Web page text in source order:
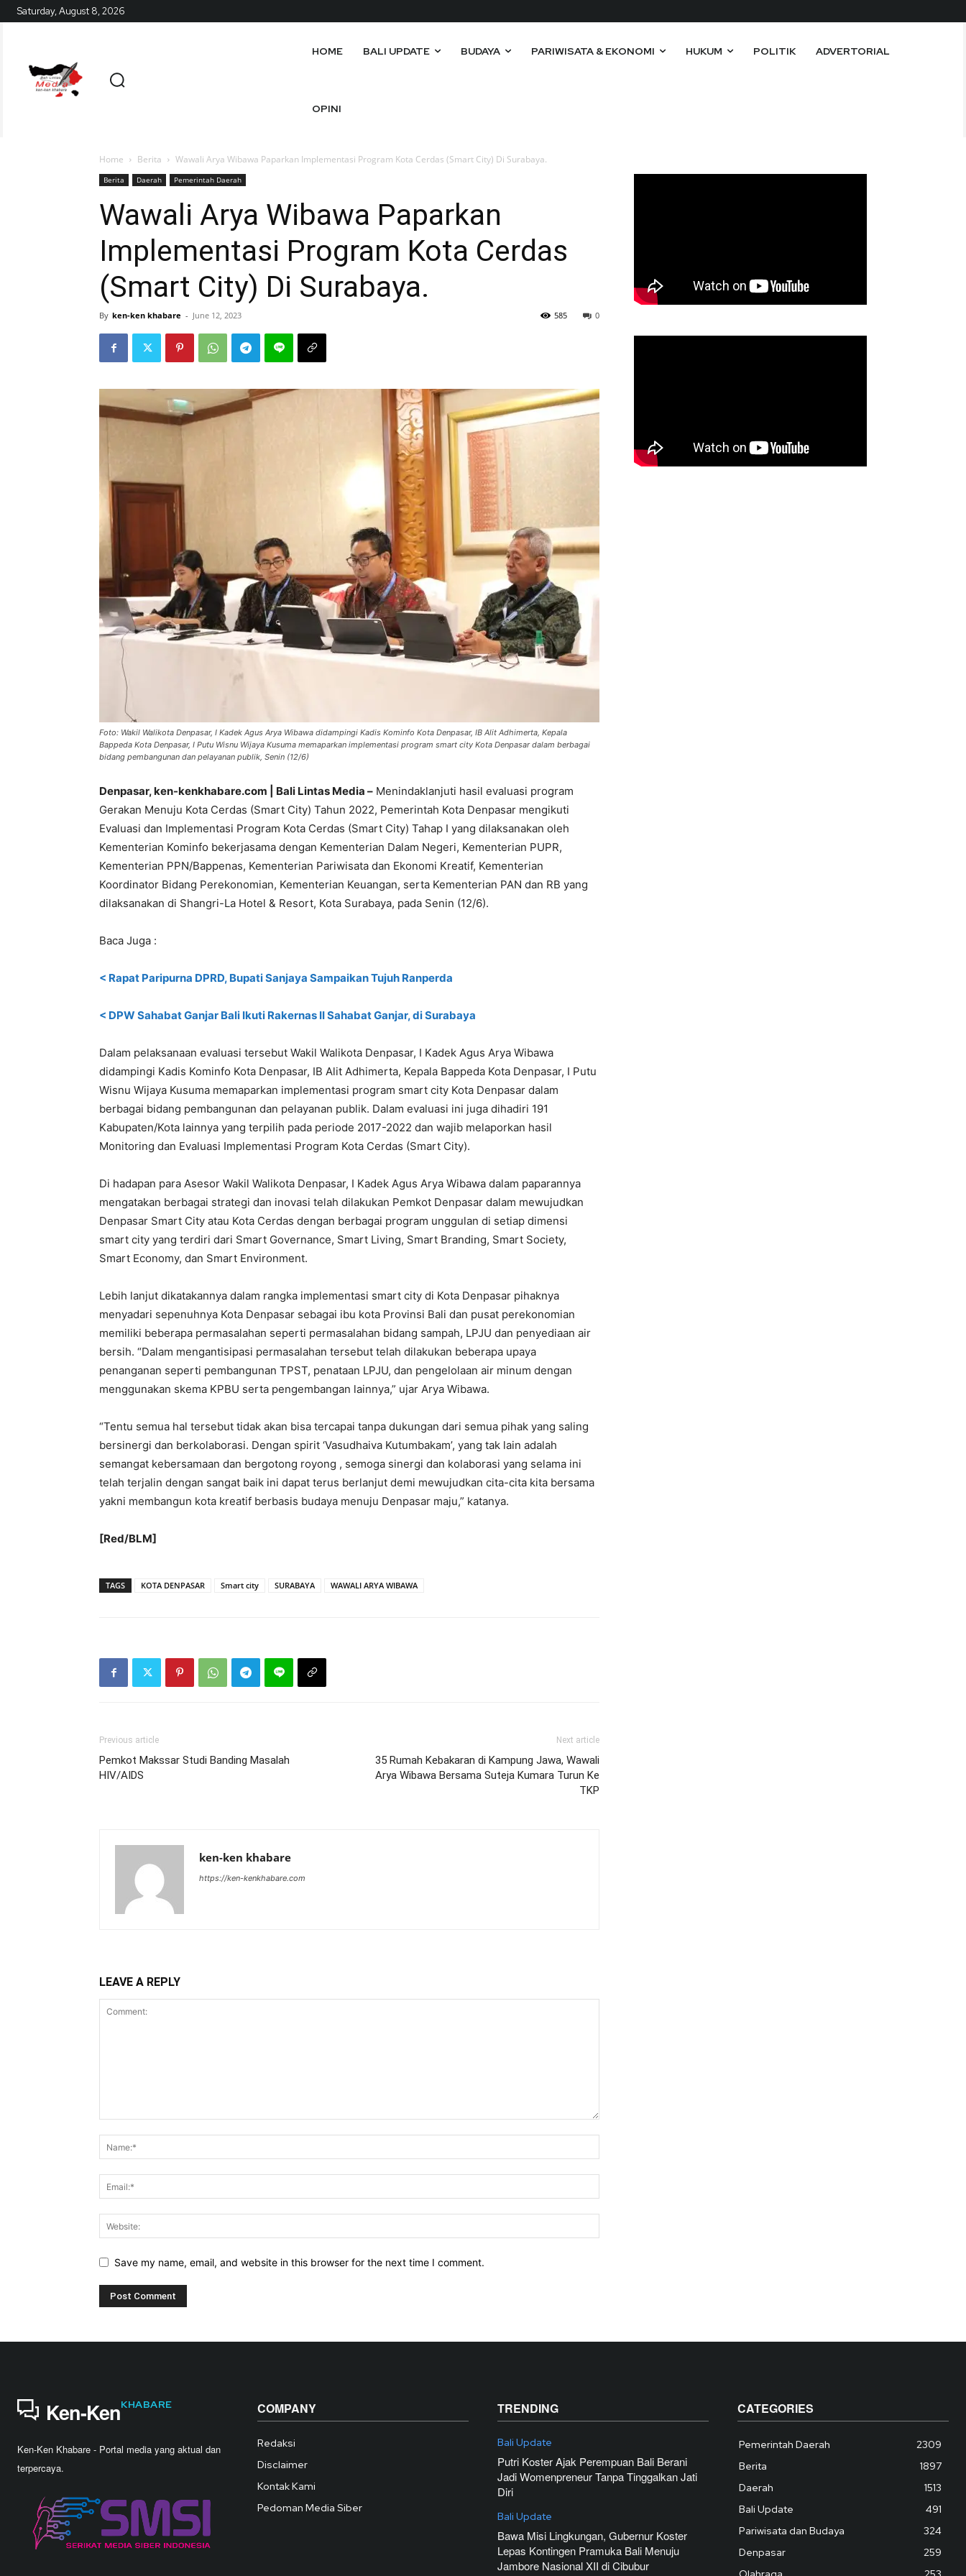
Saturday, August 8, 2026
HOME BALI UPDATE BUDAYA PARIWISATA & EKONOMI HUKUM POLITIK ADVERTORIAL
OPINI
Home Berita Wawali Arya Wibawa Paparkan Implementasi Program Kota Cerdas (Smart City) Di Surabaya.
Berita Daerah Pemerintah Daerah
Wawali Arya Wibawa Paparkan
Implementasi Program Kota Cerdas
(Smart City) Di Surabaya.
By ken-ken khabare - June 12, 2023 0
585
Foto: Wakil Walikota Denpasar, I Kadek Agus Arya Wibawa didampingi Kadis Kominfo Kota Denpasar, IB Alit Adhimerta, Kepala
Bappeda Kota Denpasar, I Putu Wisnu Wijaya Kusuma memaparkan implementasi program smart city Kota Denpasar dalam berbagai
bidang pembangunan dan pelayanan publik, Senin (12/6)
Denpasar, ken-kenkhabare.com | Bali Lintas Media – Menindaklanjuti hasil evaluasi program
Gerakan Menuju Kota Cerdas (Smart City) Tahun 2022, Pemerintah Kota Denpasar mengikuti
Evaluasi dan Implementasi Program Kota Cerdas (Smart City) Tahap I yang dilaksanakan oleh
Kementerian Kominfo bekerjasama dengan Kementerian Dalam Negeri, Kementerian PUPR,
Kementerian PPN/Bappenas, Kementerian Pariwisata dan Ekonomi Kreatif, Kementerian
Koordinator Bidang Perekonomian, Kementerian Keuangan, serta Kementerian PAN dan RB yang
dilaksanakan di Shangri-La Hotel & Resort, Kota Surabaya, pada Senin (12/6).
Baca Juga :
< Rapat Paripurna DPRD, Bupati Sanjaya Sampaikan Tujuh Ranperda
< DPW Sahabat Ganjar Bali Ikuti Rakernas II Sahabat Ganjar, di Surabaya
Dalam pelaksanaan evaluasi tersebut Wakil Walikota Denpasar, I Kadek Agus Arya Wibawa
didampingi Kadis Kominfo Kota Denpasar, IB Alit Adhimerta, Kepala Bappeda Kota Denpasar, I Putu
Wisnu Wijaya Kusuma memaparkan implementasi program smart city Kota Denpasar dalam
berbagai bidang pembangunan dan pelayanan publik. Dalam evaluasi ini juga dihadiri 191
Kabupaten/Kota lainnya yang terpilih pada periode 2017-2022 dan wajib melaporkan hasil
Monitoring dan Evaluasi Implementasi Program Kota Cerdas (Smart City).
Di hadapan para Asesor Wakil Walikota Denpasar, I Kadek Agus Arya Wibawa dalam paparannya
mengatakan berbagai strategi dan inovasi telah dilakukan Pemkot Denpasar dalam mewujudkan
Denpasar Smart City atau Kota Cerdas dengan berbagai program unggulan di setiap dimensi
smart city yang terdiri dari Smart Governance, Smart Living, Smart Branding, Smart Society,
Smart Economy, dan Smart Environment.
Lebih lanjut dikatakannya dalam rangka implementasi smart city di Kota Denpasar pihaknya
menyadari sepenuhnya Kota Denpasar sebagai ibu kota Provinsi Bali dan pusat perekonomian
memiliki beberapa permasalahan seperti permasalahan bidang sampah, LPJU dan penyediaan air
bersih. “Dalam mengantisipasi permasalahan tersebut telah dilakukan beberapa upaya
penanganan seperti pembangunan TPST, penataan LPJU, dan pengelolaan air minum dengan
menggunakan skema KPBU serta pengembangan lainnya,” ujar Arya Wibawa.
“Tentu semua hal tersebut tidak akan bisa tercapai tanpa dukungan dari semua pihak yang saling
bersinergi dan berkolaborasi. Dengan spirit ‘Vasudhaiva Kutumbakam’, yang tak lain adalah
semangat kebersamaan dan bergotong royong , semoga sinergi dan kolaborasi yang selama ini
telah terjalin dengan sangat baik ini dapat terus berlanjut demi mewujudkan cita-cita kita bersama
yakni membangun kota kreatif berbasis budaya menuju Denpasar maju,” katanya.
[Red/BLM]
TAGS KOTA DENPASAR Smart city SURABAYA WAWALI ARYA WIBAWA
Previous article
Pemkot Makssar Studi Banding Masalah
HIV/AIDS
Next article
35 Rumah Kebakaran di Kampung Jawa, Wawali
Arya Wibawa Bersama Suteja Kumara Turun Ke
TKP
ken-ken khabare
https://ken-kenkhabare.com
LEAVE A REPLY
Save my name, email, and website in this browser for the next time I comment.
Ken-KenKHABARE
Ken-Ken Khabare - Portal media yang aktual dan
terpercaya.
COMPANY
Redaksi
Disclaimer
Kontak Kami
Pedoman Media Siber
TRENDING
Bali Update
Putri Koster Ajak Perempuan Bali Berani
Jadi Womenpreneur Tanpa Tinggalkan Jati
Diri
Bali Update
Bawa Misi Lingkungan, Gubernur Koster
Lepas Kontingen Pramuka Bali Menuju
Jambore Nasional XII di Cibubur
CATEGORIES
Pemerintah Daerah
2309
Berita
1897
Daerah
1513
Bali Update
491
Pariwisata dan Budaya
324
Denpasar
259